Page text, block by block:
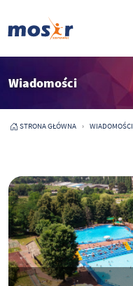
Wiadomości
STRONA GŁÓWNA WIADOMOŚCI